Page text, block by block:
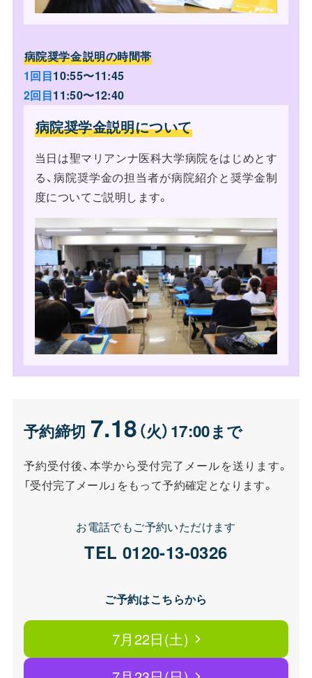
病院奨学金説明の時間帯
1回目10:55〜11:45
2回目11:50〜12:40
病院奨学金説明について
当日は聖マリアンナ医科大学病院をはじめとす
る、病院奨学金の担当者が病院紹介と奨学金制
度についてご説明します。
予約締切 7.18（火）17:00まで
予約受付後、本学から受付完了メールを送ります。
「受付完了メール」をもって予約確定となります。
お電話でもご予約いただけます
TEL 0120-13-0326
ご予約はこちらから
7月22日(土)